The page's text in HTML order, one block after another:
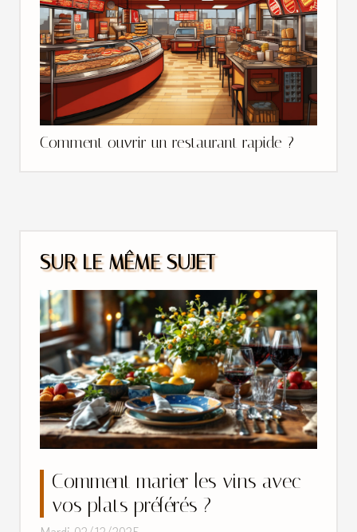
Comment ouvrir un restaurant rapide ?
SUR LE MÊME SUJET
Comment marier les vins avec
vos plats préférés ?